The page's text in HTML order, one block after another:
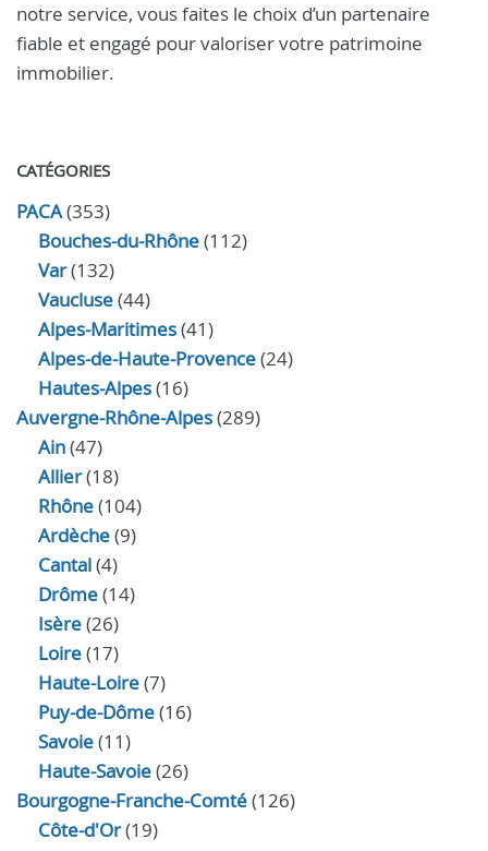
notre service, vous faites le choix d’un partenaire
fiable et engagé pour valoriser votre patrimoine
immobilier.
CATÉGORIES
PACA(353)
Bouches-du-Rhône(112)
Var(132)
Vaucluse(44)
Alpes-Maritimes(41)
Alpes-de-Haute-Provence(24)
Hautes-Alpes(16)
Auvergne-Rhône-Alpes(289)
Ain(47)
Allier(18)
Rhône(104)
Ardèche(9)
Cantal(4)
Drôme(14)
Isère(26)
Loire(17)
Haute-Loire(7)
Puy-de-Dôme(16)
Savoie(11)
Haute-Savoie(26)
Bourgogne-Franche-Comté(126)
Côte-d'Or(19)